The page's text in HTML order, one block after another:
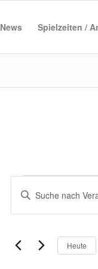
News Spielzeiten /
Suche
und
Ansichten,
Navigation
Bitte
Schlüsselwort
eingeben.
nach
Veranstaltungen
Heute